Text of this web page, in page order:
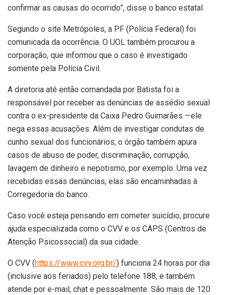
confirmar as causas do ocorrido”, disse o banco estatal.
Segundo o site Metrópoles, a PF (Polícia Federal) foi
comunicada da ocorrência. O UOL também procurou a
corporação, que informou que o caso é investigado
somente pela Polícia Civil.
A diretoria até então comandada por Batista foi a
responsável por receber as denúncias de assédio sexual
contra o ex-presidente da Caixa Pedro Guimarães —ele
nega essas acusações. Além de investigar condutas de
cunho sexual dos funcionários, o órgão também apura
casos de abuso de poder, discriminação, corrupção,
lavagem de dinheiro e nepotismo, por exemplo. Uma vez
recebidas essas denúncias, elas são encaminhadas à
Corregedoria do banco.
Caso você esteja pensando em cometer suicídio, procure
ajuda especializada como o CVV e os CAPS (Centros de
Atenção Psicossocial) da sua cidade.
O CVV (https://www.cvv.org.br/) funciona 24 horas por dia
(inclusive aos feriados) pelo telefone 188, e também
atende por e-mail, chat e pessoalmente. São mais de 120